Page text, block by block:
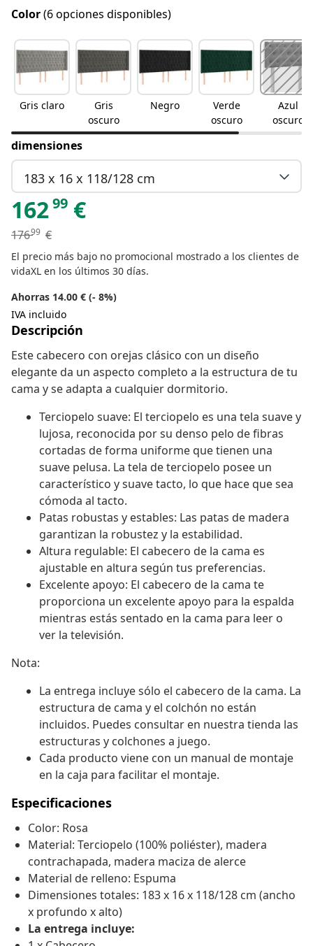
Color(6 opciones disponibles)
Gris claro
Gris
oscuro
Negro
Verde
oscuro
Azul
oscuro
dimensiones
183 x 16 x 118/128 cm
16299 €
17699 €
El precio más bajo no promocional mostrado a los clientes de
vidaXL en los últimos 30 días.
Ahorras 14.00 € (- 8%)
IVA incluido
Descripción
Este cabecero con orejas clásico con un diseño
elegante da un aspecto completo a la estructura de tu
cama y se adapta a cualquier dormitorio.
Terciopelo suave: El terciopelo es una tela suave y
lujosa, reconocida por su denso pelo de fibras
cortadas de forma uniforme que tienen una
suave pelusa. La tela de terciopelo posee un
característico y suave tacto, lo que hace que sea
cómoda al tacto.
Patas robustas y estables: Las patas de madera
garantizan la robustez y la estabilidad.
Altura regulable: El cabecero de la cama es
ajustable en altura según tus preferencias.
Excelente apoyo: El cabecero de la cama te
proporciona un excelente apoyo para la espalda
mientras estás sentado en la cama para leer o
ver la televisión.
Nota:
La entrega incluye sólo el cabecero de la cama. La
estructura de cama y el colchón no están
incluidos. Puedes consultar en nuestra tienda las
estructuras y colchones a juego.
Cada producto viene con un manual de montaje
en la caja para facilitar el montaje.
Especificaciones
Color: Rosa
Material: Terciopelo (100% poliéster), madera
contrachapada, madera maciza de alerce
Material de relleno: Espuma
Dimensiones totales: 183 x 16 x 118/128 cm (ancho
x profundo x alto)
La entrega incluye: